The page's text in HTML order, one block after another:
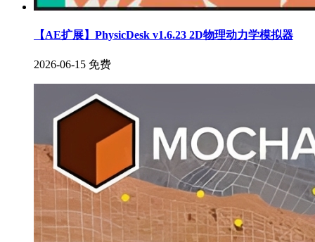
【AE扩展】PhysicDesk v1.6.23 2D物理动力学模拟器
2026-06-15 免费